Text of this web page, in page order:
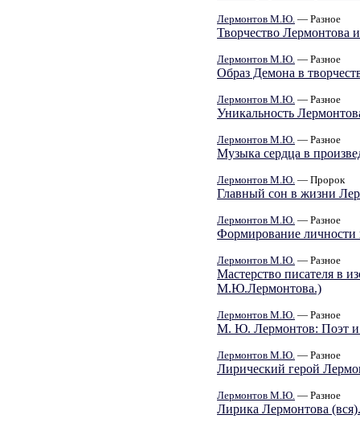
Лермонтов М.Ю. — Разное
Творчество Лермонтова
Лермонтов М.Ю. — Разное
Образ Демона в
Лермонтов М.Ю. — Разное
Уникальность
Лермонтов М.Ю. — Разное
Музыка сердца в
Лермонтов М.Ю. — Пророк
Главный сон в жизни
Лермонтов М.Ю. — Разное
Формирование личности
Лермонтов М.Ю. — Разное
Мастерство писателя в
М.Ю.Лермонтова.)
Лермонтов М.Ю. — Разное
М. Ю. Лермонтов: Поэт и
Лермонтов М.Ю. — Разное
Лирический герой
Лермонтов М.Ю. — Разное
Лирика Лермонтова (вся).